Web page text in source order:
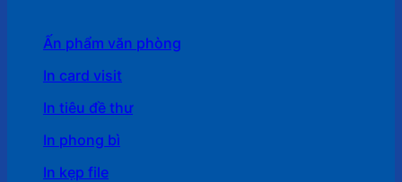
Ấn phẩm văn phòng
In card visit
In tiêu đề thư
In phong bì
In kẹp file